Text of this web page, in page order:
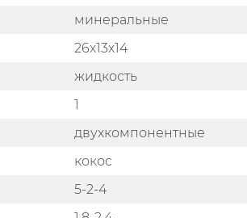
минеральные
26х13х14
жидкость
1
двухкомпонентные
кокос
5-2-4